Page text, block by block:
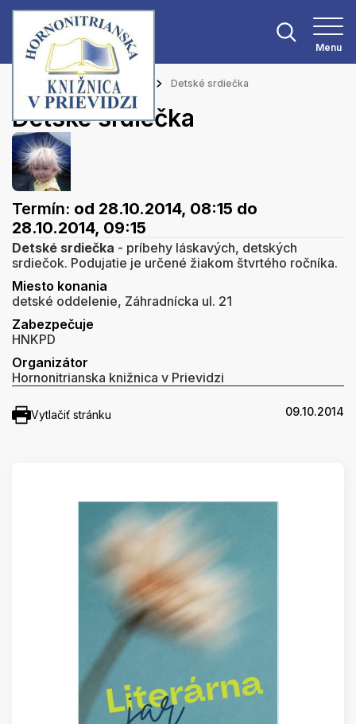
Menu
Hlavná stránka Podujatia Detské srdiečka
Detské srdiečka
Termín: od 28.10.2014, 08:15 do
28.10.2014, 09:15
Detské srdiečka - príbehy láskavých, detských
srdiečok. Podujatie je určené žiakom štvrtého ročníka.
Miesto konania
detské oddelenie, Záhradnícka ul. 21
Zabezpečuje
HNKPD
Organizátor
Hornonitrianska knižnica v Prievidzi
Vytlačiť stránku 09.10.2014